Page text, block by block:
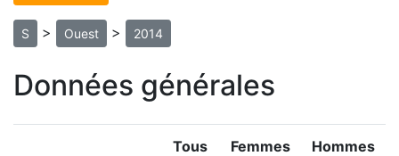
S > Ouest > 2014
Données générales
Tous Femmes Hommes